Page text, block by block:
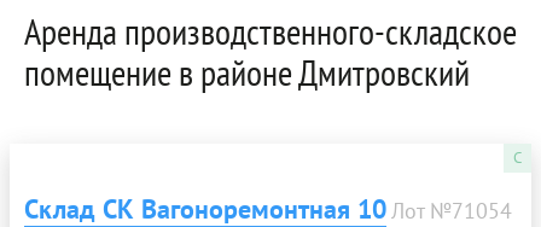
Аренда производственного-складское
помещение в районе Дмитровский
C
Склад СК Вагоноремонтная 10Лот №71054